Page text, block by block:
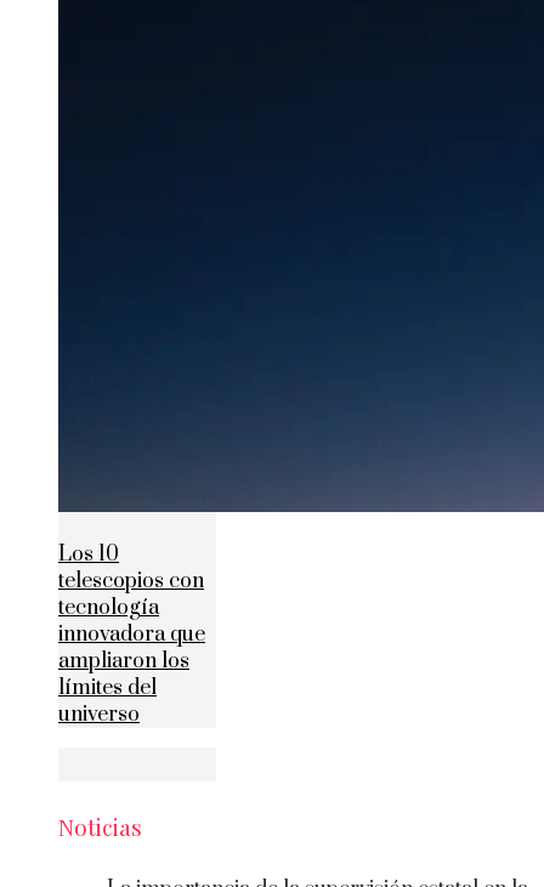
Los 10
telescopios con
tecnología
innovadora que
ampliaron los
límites del
universo
Noticias